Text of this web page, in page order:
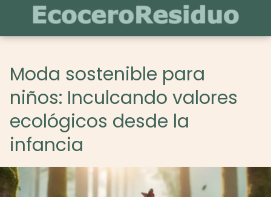
Moda sostenible para
niños: Inculcando valores
ecológicos desde la
infancia